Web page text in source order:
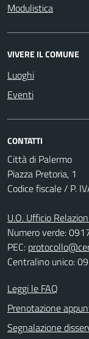
Modulistica
VIVERE IL COMUNE
Luoghi
Eventi
CONTATTI
Città di Palermo
Piazza Pretoria, 1
Codice fiscale / P.
U.O. Ufficio
Numero verde:
PEC:
Centralino unico:
Leggi le FAQ
Prenotazione
Segnalazione